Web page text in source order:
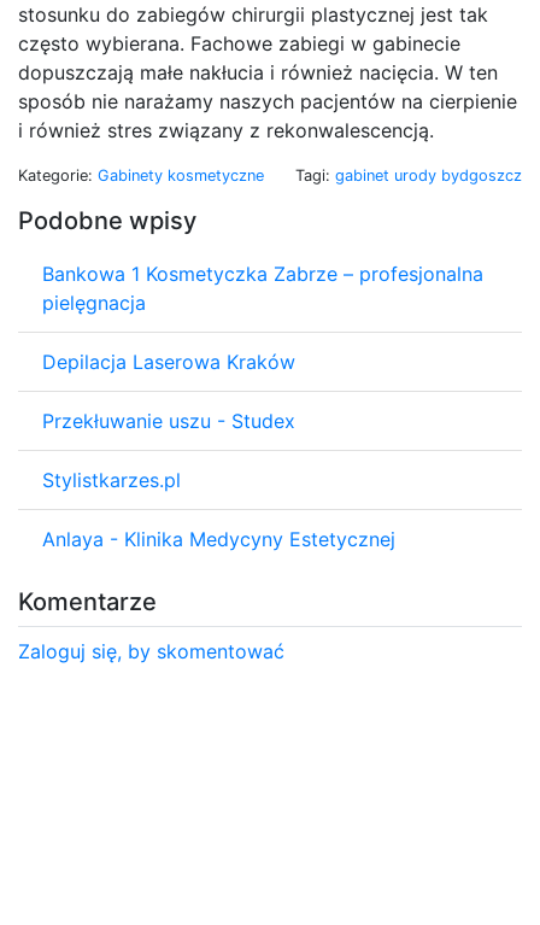
stosunku do zabiegów chirurgii plastycznej jest tak
często wybierana. Fachowe zabiegi w gabinecie
dopuszczają małe nakłucia i również nacięcia. W ten
sposób nie narażamy naszych pacjentów na cierpienie
i również stres związany z rekonwalescencją.
Kategorie: Gabinety kosmetyczne Tagi: gabinet urody bydgoszcz
Podobne wpisy
Bankowa 1 Kosmetyczka Zabrze – profesjonalna
pielęgnacja
Depilacja Laserowa Kraków
Przekłuwanie uszu - Studex
Stylistkarzes.pl
Anlaya - Klinika Medycyny Estetycznej
Komentarze
Zaloguj się, by skomentować